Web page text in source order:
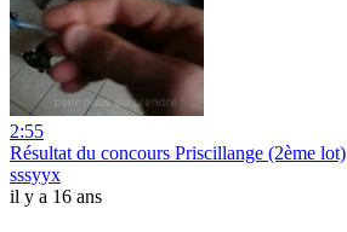
2:55
Résultat du concours Priscillange (2ème lot)
sssyyx
il y a 16 ans